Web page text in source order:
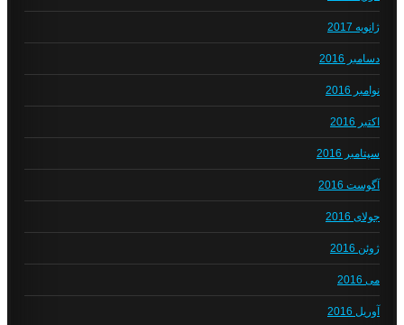
ژانویه 2017
دسامبر 2016
نوامبر 2016
اکتبر 2016
سپتامبر 2016
آگوست 2016
جولای 2016
ژوئن 2016
می 2016
آوریل 2016